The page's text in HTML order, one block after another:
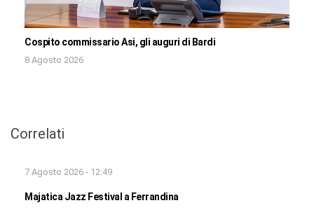
Cospito commissario Asi, gli auguri di Bardi
8 Agosto 2026
Correlati
7 Agosto 2026 - 12:49
Majatica Jazz Festival a Ferrandina